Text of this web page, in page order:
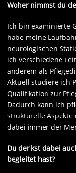
Woher nimmst du
Ich bin examinierte
habe meine
neurologischen
ich verschiedene
anderem als
Aktuell studiere ich
Qualifikation zur
Dadurch kann ich
strukturelle
dabei immer der
Du denkst dabei
begleitet hast?